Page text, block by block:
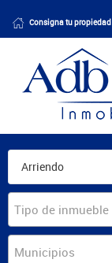
Consigna tu propiedad
Tipo de inmueble
Municipios